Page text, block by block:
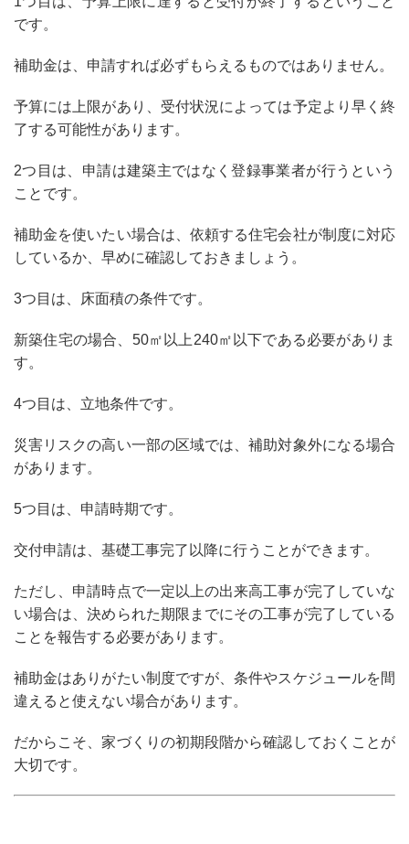
です。
補助金は、申請すれば必ずもらえるものではありません。
予算には上限があり、受付状況によっては予定より早く終
了する可能性があります。
2つ目は、 申請は建築主ではなく登録事業者が行う という
ことです。
補助金を使いたい場合は、依頼する住宅会社が制度に対応
しているか、早めに確認しておきましょう。
3つ目は、 床面積の条件です。
新築住宅の場合、50㎡以上240㎡以下である必要がありま
す。
4つ目は、 立地条件です。
災害リスクの高い一部の区域では、補助対象外になる場合
があります。
5つ目は、 申請時期です。
交付申請は、基礎工事完了以降に行うことができます。
ただし、申請時点で一定以上の出来高工事が完了していな
い場合は、決められた期限までにその工事が完了している
ことを報告する必要があります。
補助金はありがたい制度ですが、条件やスケジュールを間
違えると使えない場合があります。
だからこそ、家づくりの初期段階から確認しておくことが
大切です。